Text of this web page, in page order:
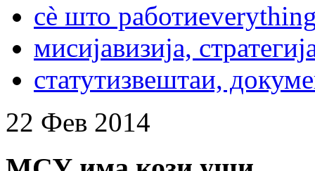
сѐ што работи
мисијавизија,
статутизвештаи,
22 Фев 2014